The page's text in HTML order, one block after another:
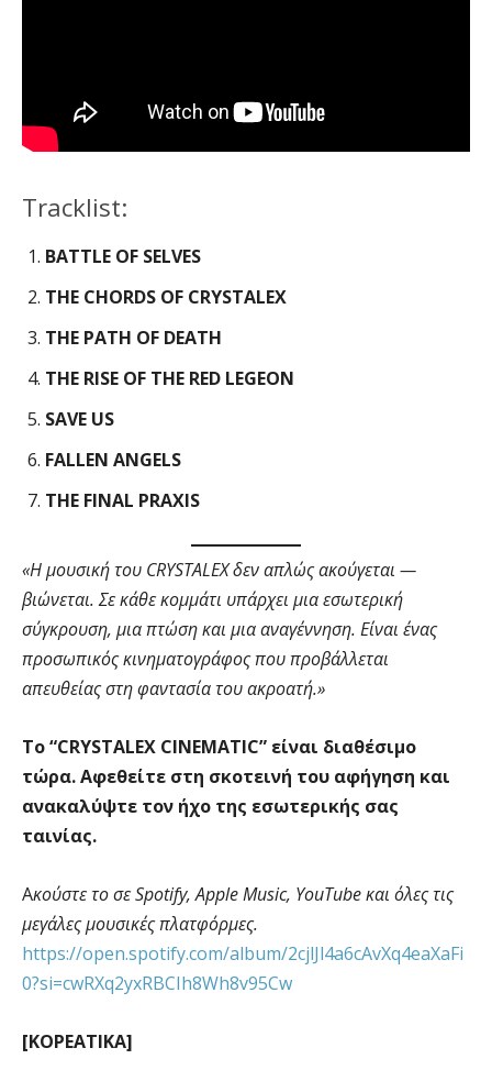
Tracklist:
BATTLE OF SELVES
THE CHORDS OF CRYSTALEX
THE PATH OF DEATH
THE RISE OF THE RED LEGEON
SAVE US
FALLEN ANGELS
THE FINAL PRAXIS
«Η μουσική του CRYSTALEX δεν απλώς ακούγεται —
βιώνεται. Σε κάθε κομμάτι υπάρχει μια εσωτερική
σύγκρουση, μια πτώση και μια αναγέννηση. Είναι ένας
προσωπικός κινηματογράφος που προβάλλεται
απευθείας στη φαντασία του ακροατή.»
Το “CRYSTALEX CINEMATIC” είναι διαθέσιμο
τώρα. Αφεθείτε στη σκοτεινή του αφήγηση και
ανακαλύψτε τον ήχο της εσωτερικής σας
ταινίας.
Ακούστε το σε Spotify, Apple Music, YouTube και όλες τις
μεγάλες μουσικές πλατφόρμες.
https://open.spotify.com/album/2cjlJl4a6cAvXq4eaXaFi
0?si=cwRXq2yxRBCIh8Wh8v95Cw
[ΚΟΡΕΑΤΙΚΑ]